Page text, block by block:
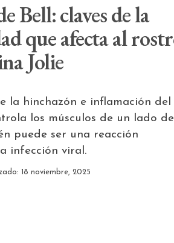
Bell: claves de la
que afecta al
Jolie
la hinchazón e inflamación del
los músculos de un lado de
puede ser una reacción
infección viral.
18 noviembre, 2025